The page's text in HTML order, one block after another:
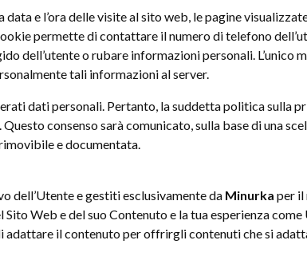
e l’ora delle visite al sito web, le pagine
permette di contattare il numero di telefono
dell’utente o rubare informazioni personali. L’unico
tali informazioni al server.
dati personali. Pertanto, la suddetta politica sulla
consenso sarà comunicato, sulla base di una
e documentata.
dell’Utente e gestiti esclusivamente da Minurka per il
Web e del suo Contenuto e la tua esperienza
il contenuto per offrirgli contenuti che si